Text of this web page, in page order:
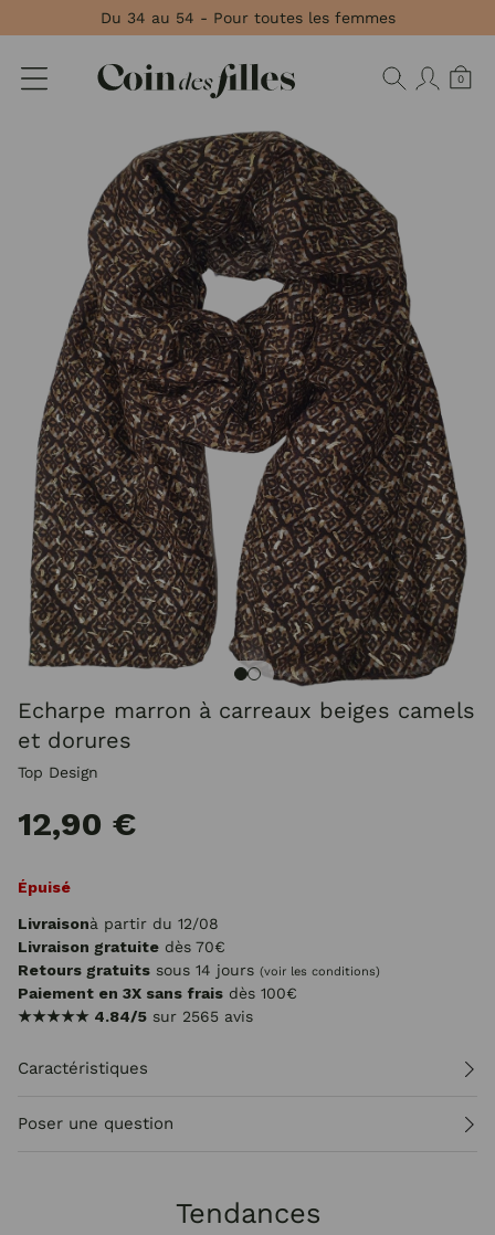
Du 34 au 54 - Pour toutes les femmes
0
Echarpe marron à carreaux beiges camels
et dorures
Top Design
12,90 €
Épuisé
Livraisonà partir du 12/08
Livraison gratuite dès 70€
Retours gratuits sous 14 jours (voir les conditions)
Paiement en 3X sans frais dès 100€
★★★★★ 4.84/5 sur 2565 avis
Caractéristiques
Poser une question
Tendances
Panneau de gestion des cookies